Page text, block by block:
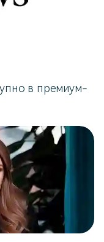
в премиум-